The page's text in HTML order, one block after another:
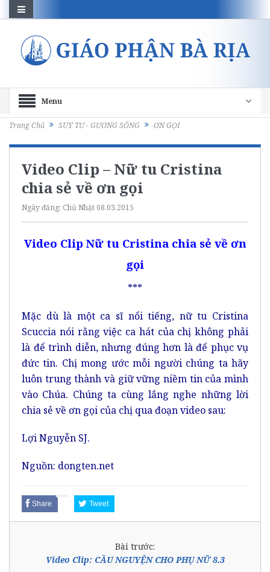
Menu
Trang Chủ SUY TƯ - GƯƠNG SỐNG ƠN GỌI
Video Clip – Nữ tu Cristina
chia sẻ về ơn gọi
Ngày đăng: Chủ Nhật 08.03.2015
Video Clip Nữ tu Cristina chia sẻ về ơn
gọi
***
Mặc dù là một ca sĩ nổi tiếng, nữ tu Cristina
Scuccia nói rằng việc ca hát của chị không phải
là để trình diễn, nhưng đúng hơn là để phục vụ
đức tin. Chị mong ước mỗi người chúng ta hãy
luôn trung thành và giữ vững niềm tin của mình
vào Chúa. Chúng ta cùng lắng nghe những lời
chia sẻ về ơn gọi của chị qua đoạn video sau:
Lợi Nguyễn SJ.
Nguồn: dongten.net
Share Tweet
Bài trước:
Video Clip: CẦU NGUYỆN CHO PHỤ NỮ 8.3